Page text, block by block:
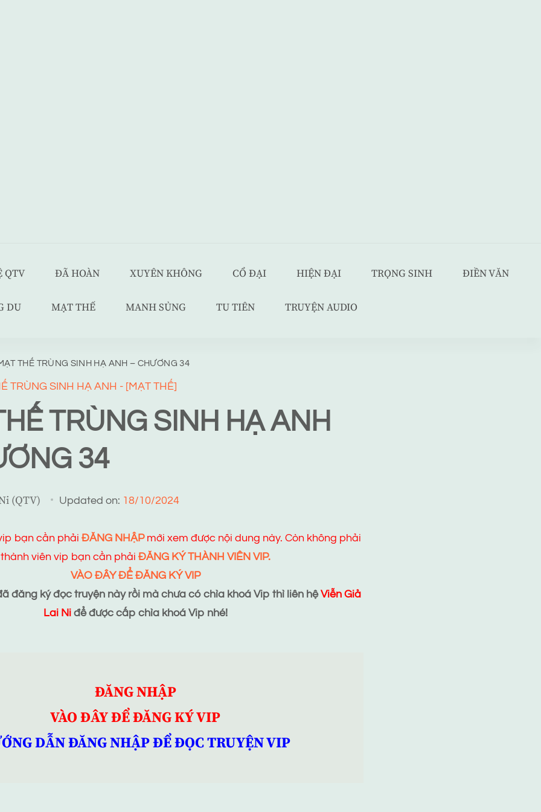
QTV ĐÃ HOÀN XUYÊN KHÔNG CỔ ĐẠI HIỆN ĐẠI TRỌNG SINH ĐIỀN VĂN
DU MẠT THẾ MANH SỦNG TU TIÊN TRUYỆN AUDIO
THẾ TRÙNG SINH HẠ ANH – CHƯƠNG 34
TRÙNG SINH HẠ ANH - [MẠT THẾ]
TRÙNG SINH HẠ ANH
34
(QTV) Updated on: 18/10/2024
bạn cần phải ĐĂNG NHẬPmới xem được nội dung này. Còn không phải
thành viên vip bạn cần phải ĐĂNG KÝ THÀNH VIÊN VIP.
VÀO ĐÂY ĐỂ ĐĂNG KÝ VIP
đăng ký đọc truyện này rồi mà chưa có chìa khoá Vip thì liên hệViễn Giả
Lai Ni để được cấp chìa khoá Vip nhé!
ĐĂNG NHẬP
VÀO ĐÂY ĐỂ ĐĂNG KÝ VIP
DẪN ĐĂNG NHẬP ĐỂ ĐỌC TRUYỆN VIP